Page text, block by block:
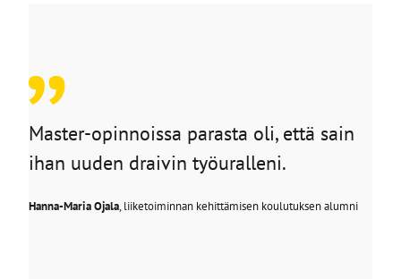
Master-opinnoissa parasta oli, että sain
ihan uuden draivin työuralleni.
Hanna-Maria Ojala, liiketoiminnan kehittämisen koulutuksen alumni